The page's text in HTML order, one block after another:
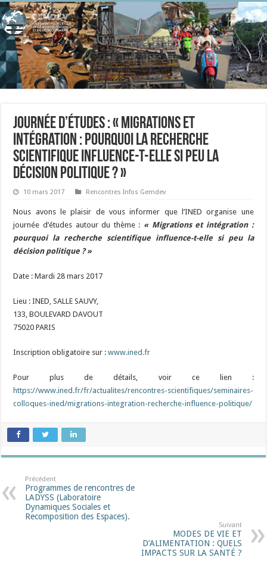
Journée d’études : « Migrations et
intégration : pourquoi la recherche
scientifique influence-t-elle si peu la
décision politique ? »
10 mars 2017 Rencontres Infos Gemdev
Nous avons le plaisir de vous informer que l’INED organise une
journée d’études autour du thème : « Migrations et intégration :
pourquoi la recherche scientifique influence-t-elle si peu la
décision politique ? »
Date : Mardi 28 mars 2017
Lieu : INED, SALLE SAUVY,
133, BOULEVARD DAVOUT
75020 PARIS
Inscription obligatoire sur :www.ined.fr
Pour plus de détails, voir ce lien :
https://www.ined.fr/fr/actualites/rencontres-scientifiques/seminaires-
colloques-ined/migrations-integration-recherche-influence-politique/
Précédent
Programmes de rencontres de
LADYSS (Laboratoire
Dynamiques Sociales et
Recomposition des Espaces).
Suivant
MODES DE VIE ET
D’ALIMENTATION : QUELS
IMPACTS SUR LA SANTÉ ?